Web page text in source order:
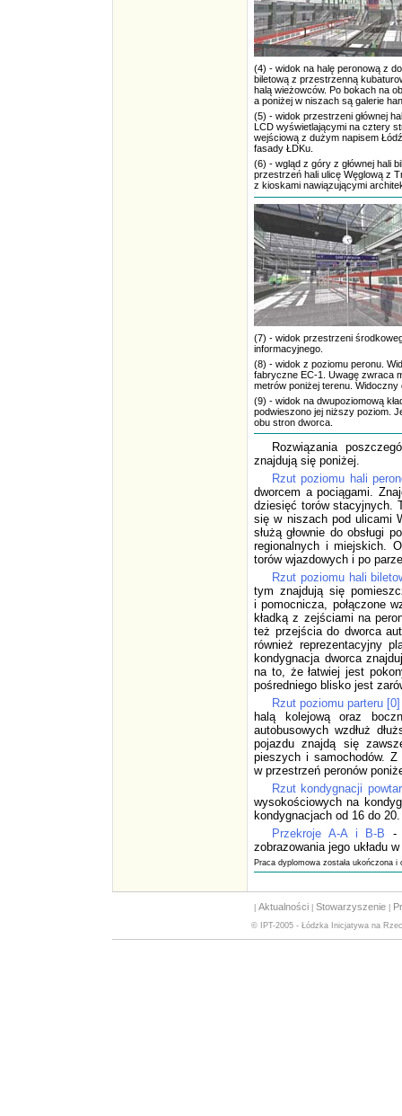
(4) - widok na halę peronową z
biletową z przestrzenną
halą wieżowców. Po bokach na
a poniżej w niszach są galerie
(5) - widok przestrzeni głównej
LCD wyświetlającymi na cztery
wejściową z dużym napisem
fasady ŁDKu.
(6) - wgląd z góry z głównej hali
przestrzeń hali ulicę Węglową z
z kioskami nawiązującymi
(7) - widok przestrzeni
informacyjnego.
(8) - widok z poziomu peronu.
fabryczne EC-1. Uwagę zwraca
metrów poniżej terenu.
(9) - widok na dwupoziomową
podwieszono jej niższy poziom.
obu stron dworca.
Rozwiązania
znajdują się poniżej.
Rzut poziomu hali
dworcem a pociągami.
dziesięć torów stacyjnych.
się w niszach pod ulicami
służą głownie do obsługi
regionalnych i miejskich.
torów wjazdowych i po
Rzut poziomu hali
tym znajdują się
i pomocnicza, połączone
kładką z zejściami na
też przejścia do dworca
również reprezentacyjny
kondygnacja dworca
na to, że łatwiej jest
pośredniego blisko jest
Rzut poziomu parteru [0]
halą kolejową oraz
autobusowych wzdłuż
pojazdu znajdą się
pieszych i samochodów.
w przestrzeń peronów
Rzut kondygnacji
wysokościowych na
kondygnacjach od 16 do 20.
Przekroje A-A i B-B -
zobrazowania jego układu
Praca dyplomowa została ukończona
Aktualności Stowarzyszenie
© IPT-2005 - Łódzka Inicjatywa na